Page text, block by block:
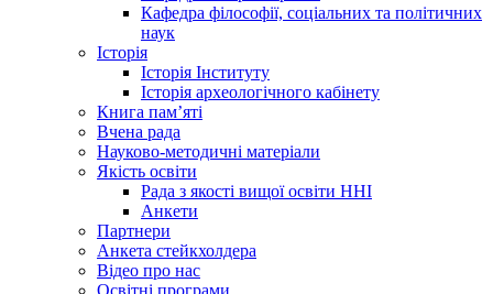
Кафедра філософії, соціальних та політичних
наук
Історія
Історія Інституту
Історія археологічного кабінету
Книга памʼяті
Вчена рада
Науково-методичні матеріали
Якість освіти
Рада з якості вищої освіти ННІ
Анкети
Партнери
Анкета стейкхолдера
Відео про нас
Освітні програми